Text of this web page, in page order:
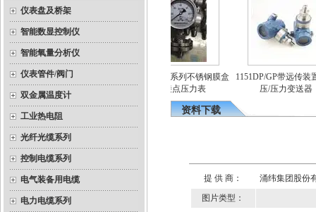
仪表盘及桥架
智能数显控制仪
智能氧量分析仪
仪表管件/阀门
双金属温度计
工业热电阻
光纤光缆系列
控制电缆系列
电气装备用电缆
电力电缆系列
电
隔爆双金属温度计
YEX-150B系列不锈钢膜盒
电接点压力表
1151DP/GP带远传装置
压/压力变送器
资料下载
提 供 商：
涌纬集团股份
图片类型：